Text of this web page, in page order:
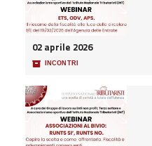
02 aprile 2026
📦 INCONTRI